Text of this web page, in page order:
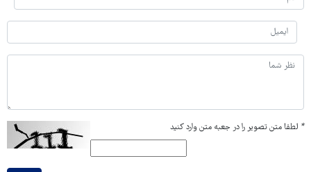
* لطفا متن تصویر را در جعبه متن وارد کنید